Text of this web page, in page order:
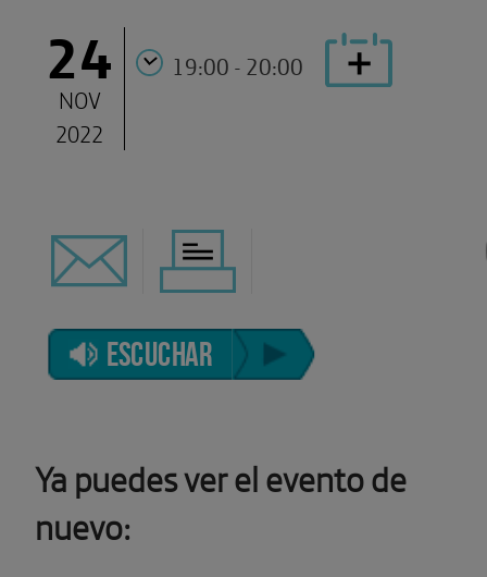
24
NOV
2022
19:00 - 20:00
ESCUCHAR
Ya puedes ver el evento de
nuevo: